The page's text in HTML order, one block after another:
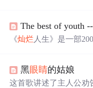
，“铁锤”有坚硬鼻子等
The best of youth --
《灿烂 人生》是一部
黑眼睛的姑娘
这首歌讲述了主人公劝